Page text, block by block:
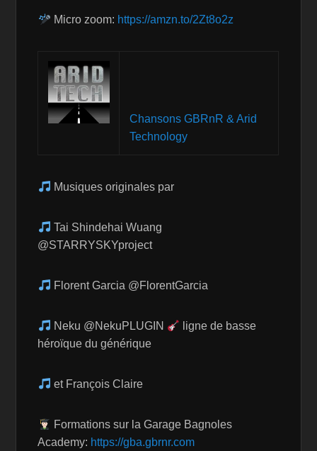
Micro zoom: https://amzn.to/2Zt8o2z
Chansons GBRnR & Arid
Technology
Musiques originales par
Tai Shindehai Wuang
@STARRYSKYproject
Florent Garcia @FlorentGarcia
Neku @NekuPLUGIN
ligne de basse
héroïque du générique
et François Claire
Formations sur la Garage Bagnoles
Academy: https://gba.gbrnr.com